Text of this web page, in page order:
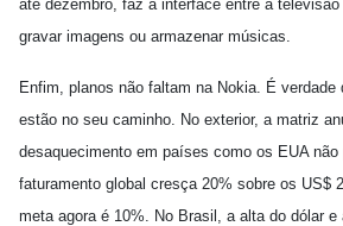
até dezembro, faz a interface entre a
gravar imagens ou armazenar músicas.
Enfim, planos não faltam na Nokia. É verdade
estão no seu caminho. No exterior, a matriz
desaquecimento em países como os EUA não
faturamento global cresça 20% sobre os US$
meta agora é 10%. No Brasil, a alta do dólar